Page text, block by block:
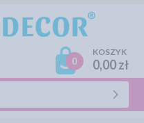
0
KOSZYK
0,00 zł